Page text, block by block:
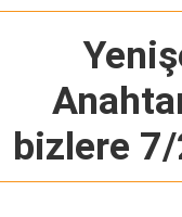
bizlere